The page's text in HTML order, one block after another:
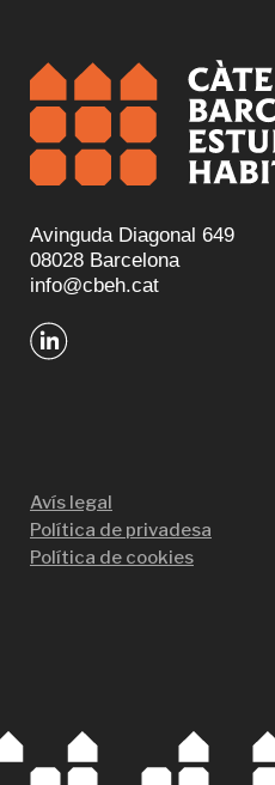
Avinguda Diagonal 649
08028 Barcelona
info@cbeh.cat
Avís legal
Política de privadesa
Política de cookies